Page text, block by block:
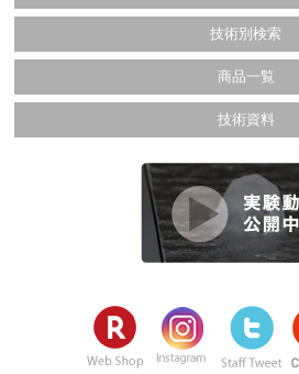
技術別検索
商品一覧
技術資料